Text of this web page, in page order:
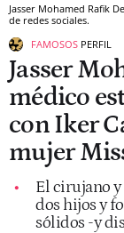
Jasser Mohamed Rafik
de redes sociales.
FAMOSOS PERFIL
Jasser
médico
con Iker
mujer
El cirujano y
dos hijos y
sólidos -y